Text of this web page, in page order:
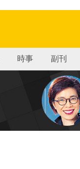
時事 副刊